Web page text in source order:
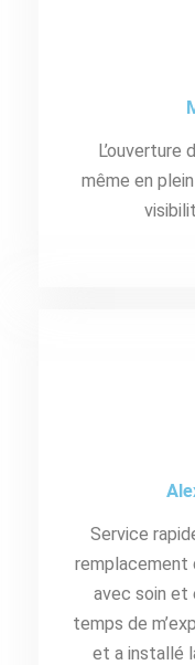
même en
Service
remplacement
avec soin et
temps de
et a installé